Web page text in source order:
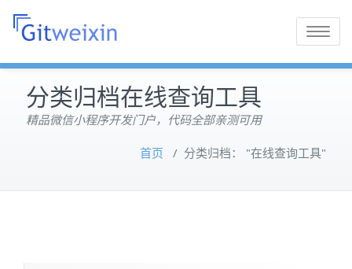
Toggle
分类归档在线查询工具
精品微信小程序开发门户，代码全部亲测可用
首页 / 分类归档： "在线查询工具"